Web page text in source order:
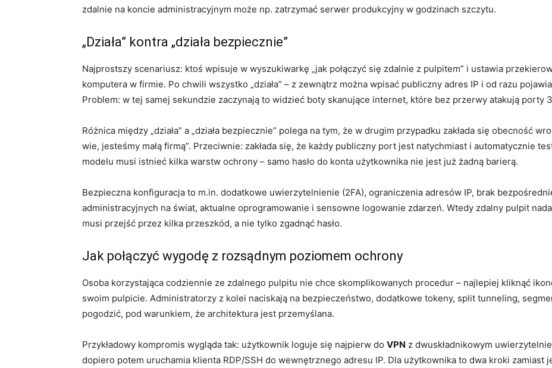
zdalnie na koncie administracyjnym może np. zatrzymać serwer produkcyjny w godzinach szczytu.
„Działa” kontra „działa bezpiecznie”
Najprostszy scenariusz: ktoś wpisuje w wyszukiwarkę „jak połączyć się zdalnie z pulpitem” i ustawia
komputera w firmie. Po chwili wszystko „działa” – z zewnątrz można wpisać publiczny adres IP i od razu
Problem: w tej samej sekundzie zaczynają to widzieć boty skanujące internet, które bez przerwy atakują porty
Różnica między „działa” a „działa bezpiecznie” polega na tym, że w drugim przypadku zakłada się obecność
wie, jesteśmy małą firmą”. Przeciwnie: zakłada się, że każdy publiczny port jest natychmiast i automatycznie
modelu musi istnieć kilka warstw ochrony – samo hasło do konta użytkownika nie jest już żadną barierą.
Bezpieczna konfiguracja to m.in. dodatkowe uwierzytelnienie (2FA), ograniczenia adresów IP, brak
administracyjnych na świat, aktualne oprogramowanie i sensowne logowanie zdarzeń. Wtedy zdalny pulpit
musi przejść przez kilka przeszkód, a nie tylko zgadnąć hasło.
Jak połączyć wygodę z rozsądnym poziomem ochrony
Osoba korzystająca codziennie ze zdalnego pulpitu nie chce skomplikowanych procedur – najlepiej kliknąć
swoim pulpicie. Administratorzy z kolei naciskają na bezpieczeństwo, dodatkowe tokeny, split tunneling,
pogodzić, pod warunkiem, że architektura jest przemyślana.
Przykładowy kompromis wygląda tak: użytkownik loguje się najpierw do VPN z dwuskładnikowym
dopiero potem uruchamia klienta RDP/SSH do wewnętrznego adresu IP. Dla użytkownika to dwa kroki zamiast